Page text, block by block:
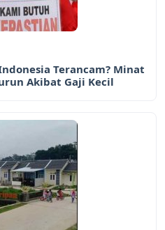
Terancam? Minat
Akibat Gaji Kecil